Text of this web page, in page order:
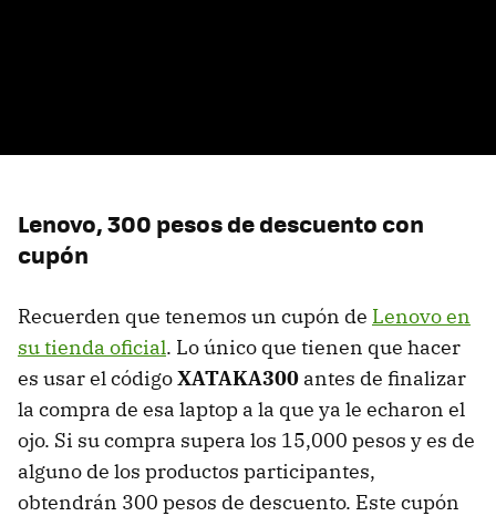
Lenovo, 300 pesos de descuento con
cupón
Recuerden que tenemos un cupón de Lenovo en
su tienda oficial. Lo único que tienen que hacer
es usar el códigoXATAKA300 antes de finalizar
la compra de esa laptop a la que ya le echaron el
ojo. Si su compra supera los 15,000 pesos y es de
alguno de los productos participantes,
obtendrán 300 pesos de descuento. Este cupón